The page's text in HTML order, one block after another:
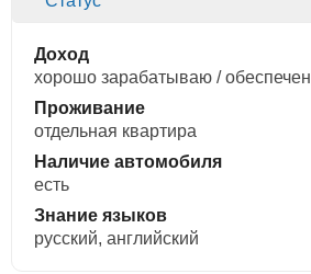
Доход
хорошо зарабатываю / обеспечен
Проживание
отдельная квартира
Наличие автомобиля
есть
Знание языков
русский, английский